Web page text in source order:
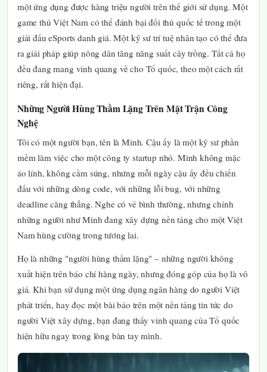
một ứng dụng được hàng triệu người trên thế giới sử dụng. Một
game thủ Việt Nam có thể đánh bại đối thủ quốc tế trong một
giải đấu eSports danh giá. Một kỹ sư trí tuệ nhân tạo có thể đưa
ra giải pháp giúp nông dân tăng năng suất cây trồng. Tất cả họ
đều đang mang vinh quang về cho Tổ quốc, theo một cách rất
riêng, rất hiện đại.
Những Người Hùng Thầm Lặng Trên Mặt Trận Công
Nghệ
Tôi có một người bạn, tên là Minh. Cậu ấy là một kỹ sư phần
mềm làm việc cho một công ty startup nhỏ. Minh không mặc
áo lính, không cầm súng, nhưng mỗi ngày cậu ấy đều chiến
đấu với những dòng code, với những lỗi bug, với những
deadline căng thẳng. Nghe có vẻ bình thường, nhưng chính
những người như Minh đang xây dựng nền tảng cho một Việt
Nam hùng cường trong tương lai.
Họ là những "người hùng thầm lặng" – những người không
xuất hiện trên báo chí hàng ngày, nhưng đóng góp của họ là vô
giá. Khi bạn sử dụng một ứng dụng ngân hàng do người Việt
phát triển, hay đọc một bài báo trên một nền tảng tin tức do
người Việt xây dựng, bạn đang thấy vinh quang của Tổ quốc
hiện hữu ngay trong lòng bàn tay mình.